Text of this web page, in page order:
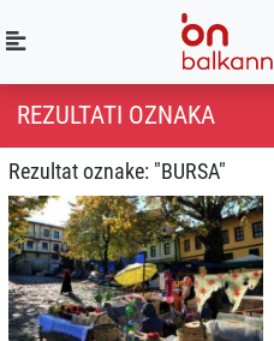
REZULTATI OZNAKA
Rezultat oznake: "BURSA"